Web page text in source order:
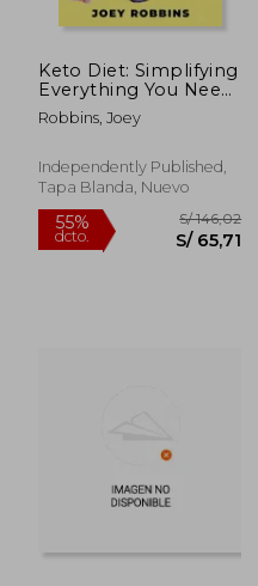
S/ 106,00
Keto Diet: Simplifying
Everything You Need
To Know About
Ketogenic Diet For
Weight Loss With
Keto Meal Plan (en
Robbins, Joey
Independently Published,
Tapa Blanda, Nuevo